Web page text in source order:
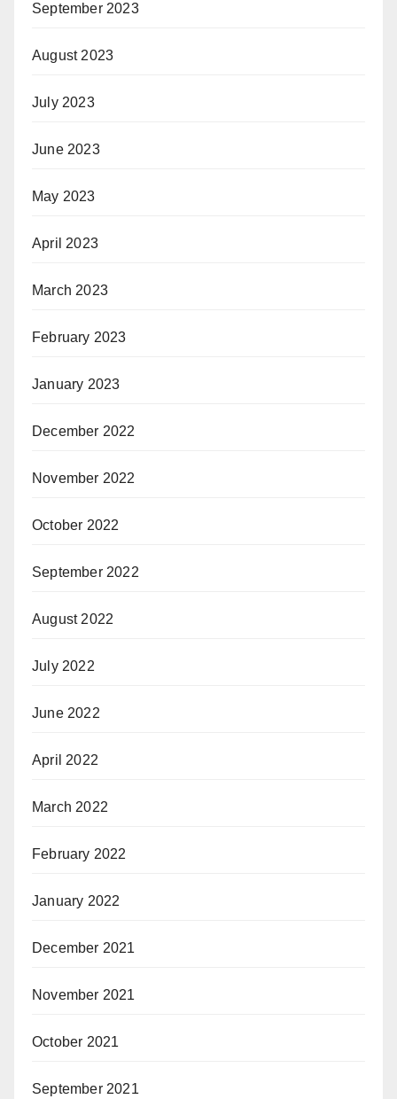
September 2023
August 2023
July 2023
June 2023
May 2023
April 2023
March 2023
February 2023
January 2023
December 2022
November 2022
October 2022
September 2022
August 2022
July 2022
June 2022
April 2022
March 2022
February 2022
January 2022
December 2021
November 2021
October 2021
September 2021